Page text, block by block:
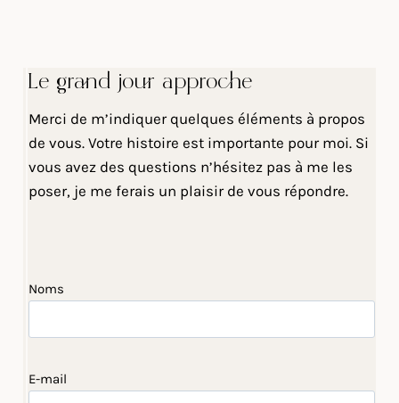
Le grand jour approche
Merci de m’indiquer quelques éléments à propos
de vous. Votre histoire est importante pour moi. Si
vous avez des questions n’hésitez pas à me les
poser, je me ferais un plaisir de vous répondre.
Noms
E-mail